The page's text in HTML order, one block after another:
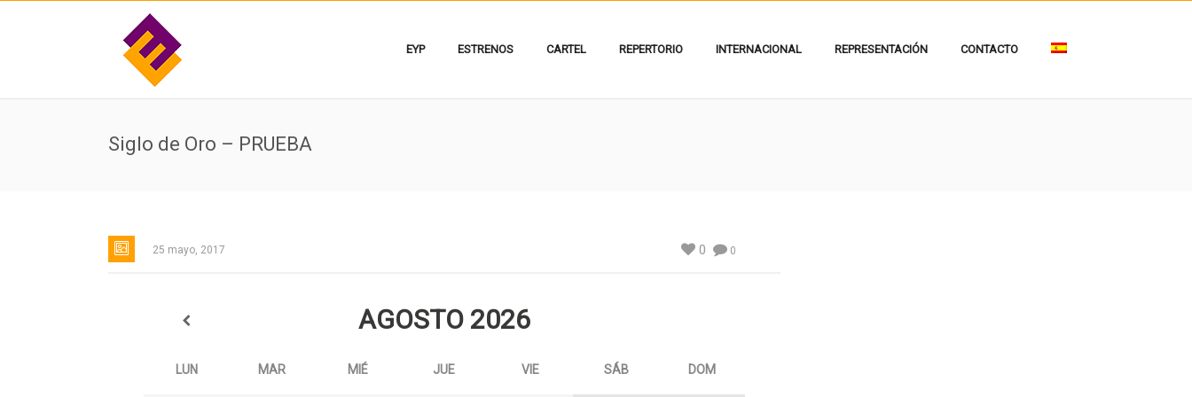
EYP ESTRENOS CARTEL REPERTORIO INTERNACIONAL REPRESENTACIÓN CONTACTO
Siglo de Oro – PRUEBA
25 mayo, 2017 0
0
AGOSTO 2026
LUN MAR MIÉ JUE VIE SÁB DOM